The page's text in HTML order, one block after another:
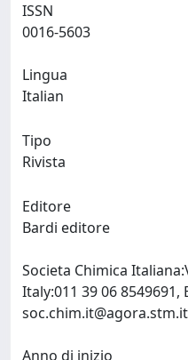
ISSN
Lingua
Tipo
Rivista
Editore
Bardi editore
Societa Chimica
Italy:011 39 06 8549691,
soc.chim.it@agora.stm.it
Anno di inizio